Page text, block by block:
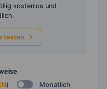
kostenlos und
testen
) Monatlich